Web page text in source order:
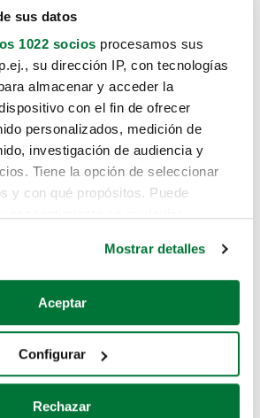
sus datos
1022 socios procesamos sus
su dirección IP, con tecnologías
almacenar y acceder la
con el fin de ofrecer
personalizados, medición de
investigación de audiencia y
Tiene la opción de seleccionar
y con qué propósitos. Puede
quisiéramos:
sobre su ubicación geográfica
analizándolo activamente
específicas (huellas
Mostrar detalles
Aceptar
Configurar
Rechazar
no sabemos como
hasta aquí.
el coche que estás
de estos enlaces:
mano